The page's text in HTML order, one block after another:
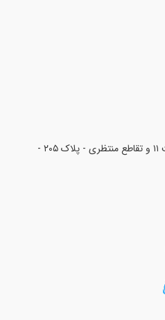
مشهد - بلوار بعثت - بین بعثت ۱۱ و تقاطع منتظری - پلاک ۲۰۵ -